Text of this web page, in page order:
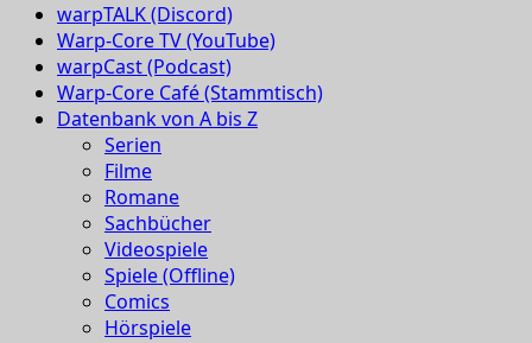
warpTALK (Discord)
Warp-Core TV (YouTube)
warpCast (Podcast)
Warp-Core Café (Stammtisch)
Datenbank von A bis Z
Serien
Filme
Romane
Sachbücher
Videospiele
Spiele (Offline)
Comics
Hörspiele